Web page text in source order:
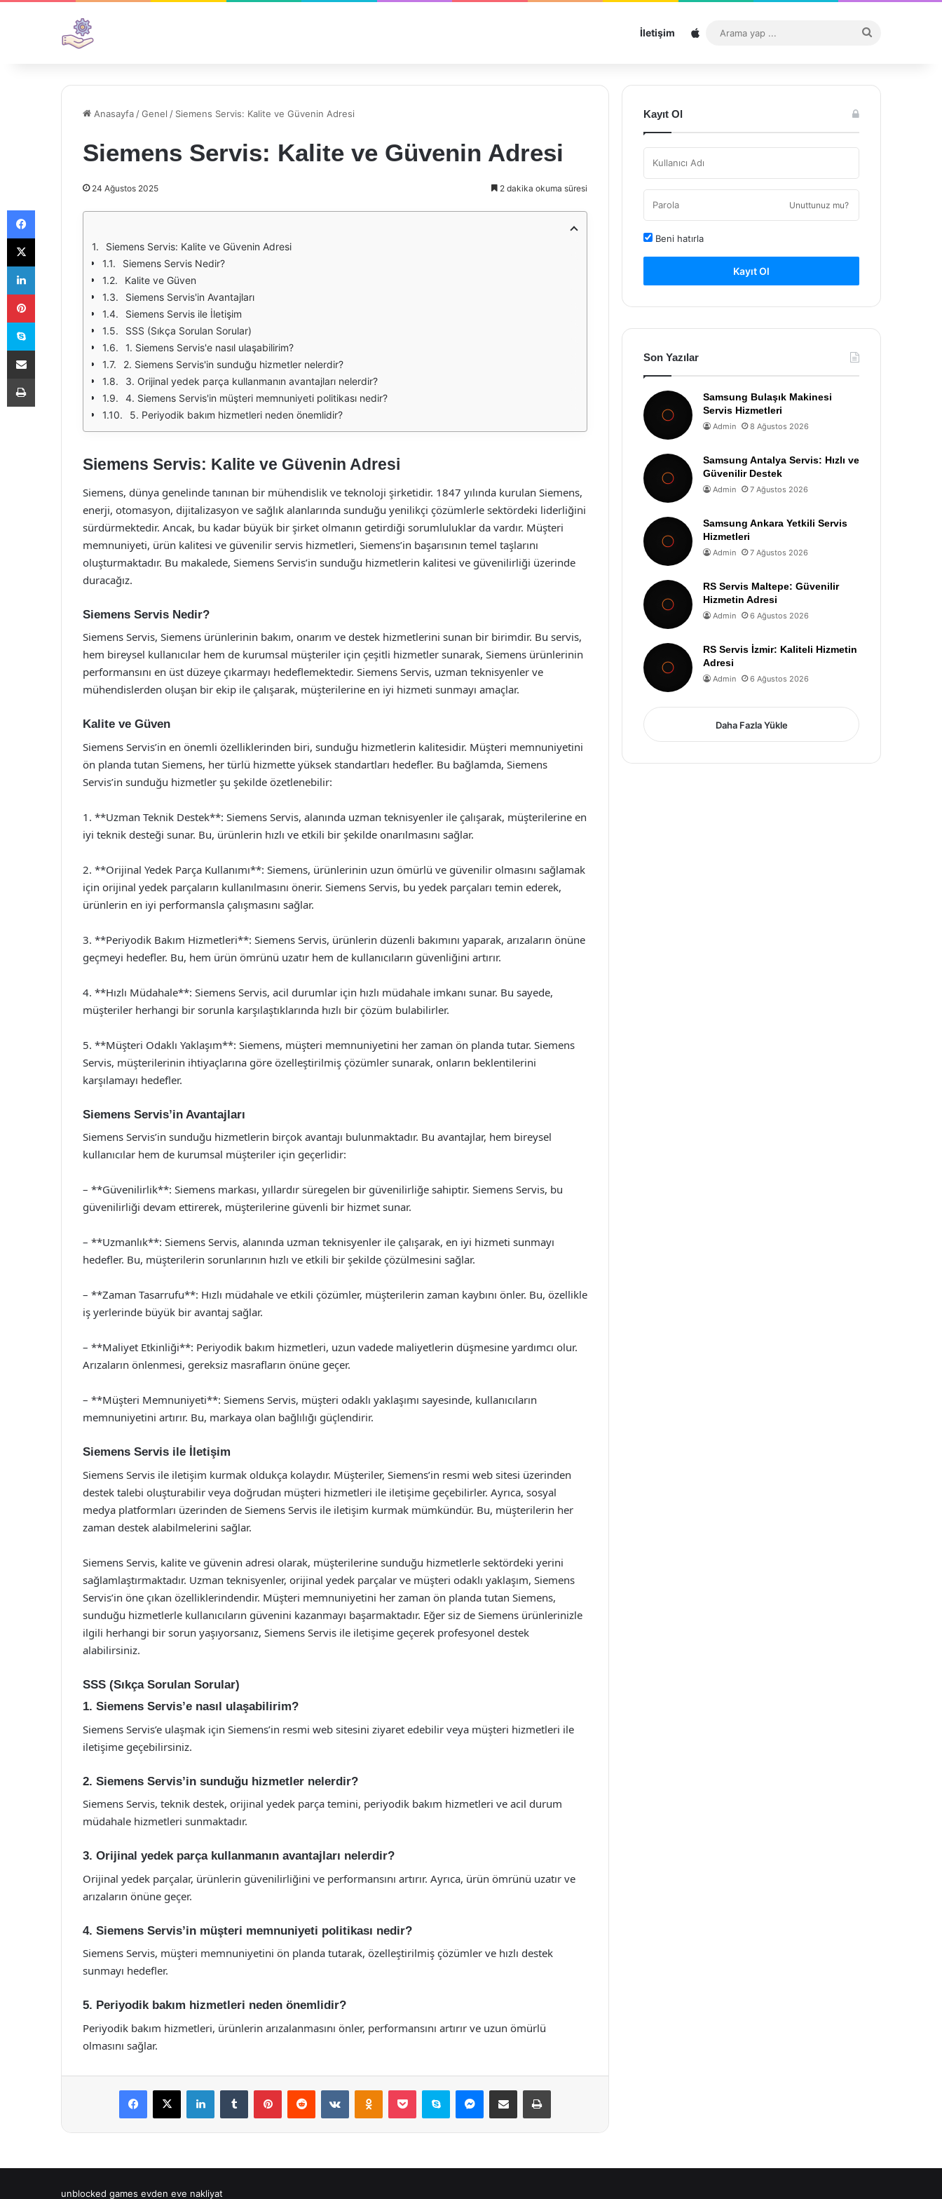
İletişim Sitemap
...
Anasayfa /Genel / Siemens Servis: Kalite ve Güvenin Adresi
Siemens Servis: Kalite ve Güvenin Adresi
24 Ağustos 2025 2 dakika okuma süresi
Siemens Servis: Kalite ve Güvenin Adresi
Siemens Servis Nedir?
Kalite ve Güven
Siemens Servis'in Avantajları
Siemens Servis ile İletişim
SSS (Sıkça Sorulan Sorular)
1. Siemens Servis'e nasıl ulaşabilirim?
2. Siemens Servis'in sunduğu hizmetler nelerdir?
3. Orijinal yedek parça kullanmanın avantajları nelerdir?
4. Siemens Servis'in müşteri memnuniyeti politikası nedir?
5. Periyodik bakım hizmetleri neden önemlidir?
Siemens Servis: Kalite ve Güvenin Adresi
Siemens, dünya genelinde tanınan bir mühendislik ve teknoloji şirketidir. 1847 yılında kurulan Siemens,
enerji, otomasyon, dijitalizasyon ve sağlık alanlarında sunduğu yenilikçi çözümlerle sektördeki liderliğini
sürdürmektedir. Ancak, bu kadar büyük bir şirket olmanın getirdiği sorumluluklar da vardır. Müşteri
memnuniyeti, ürün kalitesi ve güvenilir servis hizmetleri, Siemens’in başarısının temel taşlarını
oluşturmaktadır. Bu makalede, Siemens Servis’in sunduğu hizmetlerin kalitesi ve güvenilirliği üzerinde
duracağız.
Siemens Servis Nedir?
Siemens Servis, Siemens ürünlerinin bakım, onarım ve destek hizmetlerini sunan bir birimdir. Bu servis,
hem bireysel kullanıcılar hem de kurumsal müşteriler için çeşitli hizmetler sunarak, Siemens ürünlerinin
performansını en üst düzeye çıkarmayı hedeflemektedir. Siemens Servis, uzman teknisyenler ve
mühendislerden oluşan bir ekip ile çalışarak, müşterilerine en iyi hizmeti sunmayı amaçlar.
Kalite ve Güven
Siemens Servis’in en önemli özelliklerinden biri, sunduğu hizmetlerin kalitesidir. Müşteri memnuniyetini
ön planda tutan Siemens, her türlü hizmette yüksek standartları hedefler. Bu bağlamda, Siemens
Servis’in sunduğu hizmetler şu şekilde özetlenebilir:
1. **Uzman Teknik Destek**: Siemens Servis, alanında uzman teknisyenler ile çalışarak, müşterilerine en
iyi teknik desteği sunar. Bu, ürünlerin hızlı ve etkili bir şekilde onarılmasını sağlar.
2. **Orijinal Yedek Parça Kullanımı**: Siemens, ürünlerinin uzun ömürlü ve güvenilir olmasını sağlamak
için orijinal yedek parçaların kullanılmasını önerir. Siemens Servis, bu yedek parçaları temin ederek,
ürünlerin en iyi performansla çalışmasını sağlar.
3. **Periyodik Bakım Hizmetleri**: Siemens Servis, ürünlerin düzenli bakımını yaparak, arızaların önüne
geçmeyi hedefler. Bu, hem ürün ömrünü uzatır hem de kullanıcıların güvenliğini artırır.
4. **Hızlı Müdahale**: Siemens Servis, acil durumlar için hızlı müdahale imkanı sunar. Bu sayede,
müşteriler herhangi bir sorunla karşılaştıklarında hızlı bir çözüm bulabilirler.
5. **Müşteri Odaklı Yaklaşım**: Siemens, müşteri memnuniyetini her zaman ön planda tutar. Siemens
Servis, müşterilerinin ihtiyaçlarına göre özelleştirilmiş çözümler sunarak, onların beklentilerini
karşılamayı hedefler.
Siemens Servis’in Avantajları
Siemens Servis’in sunduğu hizmetlerin birçok avantajı bulunmaktadır. Bu avantajlar, hem bireysel
kullanıcılar hem de kurumsal müşteriler için geçerlidir:
– **Güvenilirlik**: Siemens markası, yıllardır süregelen bir güvenilirliğe sahiptir. Siemens Servis, bu
güvenilirliği devam ettirerek, müşterilerine güvenli bir hizmet sunar.
– **Uzmanlık**: Siemens Servis, alanında uzman teknisyenler ile çalışarak, en iyi hizmeti sunmayı
hedefler. Bu, müşterilerin sorunlarının hızlı ve etkili bir şekilde çözülmesini sağlar.
– **Zaman Tasarrufu**: Hızlı müdahale ve etkili çözümler, müşterilerin zaman kaybını önler. Bu, özellikle
iş yerlerinde büyük bir avantaj sağlar.
– **Maliyet Etkinliği**: Periyodik bakım hizmetleri, uzun vadede maliyetlerin düşmesine yardımcı olur.
Arızaların önlenmesi, gereksiz masrafların önüne geçer.
– **Müşteri Memnuniyeti**: Siemens Servis, müşteri odaklı yaklaşımı sayesinde, kullanıcıların
memnuniyetini artırır. Bu, markaya olan bağlılığı güçlendirir.
Siemens Servis ile İletişim
Siemens Servis ile iletişim kurmak oldukça kolaydır. Müşteriler, Siemens’in resmi web sitesi üzerinden
destek talebi oluşturabilir veya doğrudan müşteri hizmetleri ile iletişime geçebilirler. Ayrıca, sosyal
medya platformları üzerinden de Siemens Servis ile iletişim kurmak mümkündür. Bu, müşterilerin her
zaman destek alabilmelerini sağlar.
Siemens Servis, kalite ve güvenin adresi olarak, müşterilerine sunduğu hizmetlerle sektördeki yerini
sağlamlaştırmaktadır. Uzman teknisyenler, orijinal yedek parçalar ve müşteri odaklı yaklaşım, Siemens
Servis’in öne çıkan özelliklerindendir. Müşteri memnuniyetini her zaman ön planda tutan Siemens,
sunduğu hizmetlerle kullanıcıların güvenini kazanmayı başarmaktadır. Eğer siz de Siemens ürünlerinizle
ilgili herhangi bir sorun yaşıyorsanız, Siemens Servis ile iletişime geçerek profesyonel destek
alabilirsiniz.
SSS (Sıkça Sorulan Sorular)
1. Siemens Servis’e nasıl ulaşabilirim?
Siemens Servis’e ulaşmak için Siemens’in resmi web sitesini ziyaret edebilir veya müşteri hizmetleri ile
iletişime geçebilirsiniz.
2. Siemens Servis’in sunduğu hizmetler nelerdir?
Siemens Servis, teknik destek, orijinal yedek parça temini, periyodik bakım hizmetleri ve acil durum
müdahale hizmetleri sunmaktadır.
3. Orijinal yedek parça kullanmanın avantajları nelerdir?
Orijinal yedek parçalar, ürünlerin güvenilirliğini ve performansını artırır. Ayrıca, ürün ömrünü uzatır ve
arızaların önüne geçer.
4. Siemens Servis’in müşteri memnuniyeti politikası nedir?
Siemens Servis, müşteri memnuniyetini ön planda tutarak, özelleştirilmiş çözümler ve hızlı destek
sunmayı hedefler.
5. Periyodik bakım hizmetleri neden önemlidir?
Periyodik bakım hizmetleri, ürünlerin arızalanmasını önler, performansını artırır ve uzun ömürlü
olmasını sağlar.
Facebook
X LinkedInTumblr PinterestReddit VKontakteOdnoklassniki
Pocket Skype Messenger
E-Posta ile paylaş Yazdır
Kayıt Ol
Unuttunuz mu?
Beni hatırla
Kayıt Ol
Son Yazılar
Samsung Bulaşık Makinesi
Servis Hizmetleri
Admin 8 Ağustos 2026
Samsung Antalya Servis: Hızlı ve
Güvenilir Destek
Admin 7 Ağustos 2026
Samsung Ankara Yetkili Servis
Hizmetleri
Admin 7 Ağustos 2026
RS Servis Maltepe: Güvenilir
Hizmetin Adresi
Admin 6 Ağustos 2026
RS Servis İzmir: Kaliteli Hizmetin
Adresi
Admin 6 Ağustos 2026
Daha Fazla Yükle
unblocked games evden eve nakliyat
Facebook
X
LinkedIn
Pinterest
Skype
E-Posta ile paylaş